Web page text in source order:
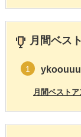
月間ベス
1 ykoouuu
月間ベスト